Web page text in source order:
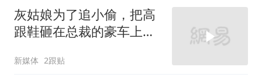
灰姑娘为了追小偷，把高
跟鞋砸在总裁的豪车上，
新媒体 2跟贴